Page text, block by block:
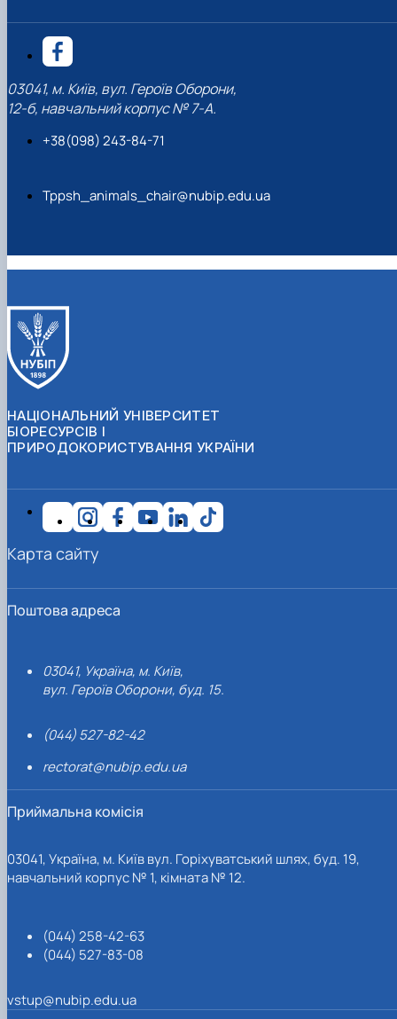
03041, м. Київ, вул. Героїв Оборони,
12-б, навчальний корпус № 7-А.
+38(098) 243-84-71
Tppsh_animals_chair@nubip.edu.ua
НАЦІОНАЛЬНИЙ УНІВЕРСИТЕТ
БІОРЕСУРСІВ І
ПРИРОДОКОРИСТУВАННЯ УКРАЇНИ
Поштова адреса
03041, Україна, м. Київ,
вул. Героїв Оборони, буд. 15.
(044) 527-82-42
rectorat@nubip.edu.ua
Приймальна комісія
03041, Україна, м. Київ вул. Горіхуватський шлях, буд. 19,
навчальний корпус № 1, кімната № 12.
(044) 258-42-63
(044) 527-83-08
vstup@nubip.edu.ua
Карта сайту